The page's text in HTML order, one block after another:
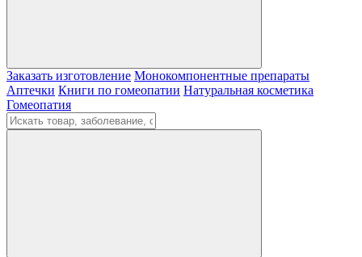
Заказать изготовление Монокомпонентные препараты
Аптечки Книги по гомеопатии Натуральная косметика
Гомеопатия